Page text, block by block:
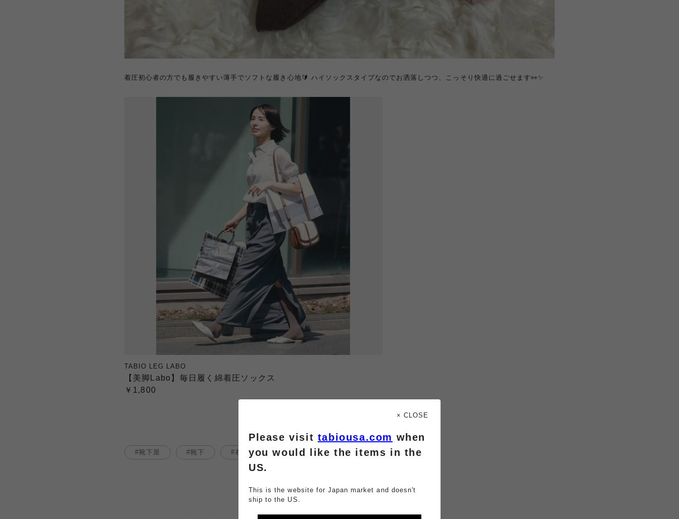
着圧初心者の方でも履きやすい薄手でソフトな履き心地🔰 ハイソックスタイプなのでお洒落しつつ、こっそり快適に過ごせます👀✨
TABIO LEG LABO
【美脚Labo】毎日履く綿着圧ソックス
￥1,800
靴下屋 靴下 着圧ソックス 快適
× CLOSE
Please visit tabiousa.com when
you would like the items in the
US.
This is the website for Japan market and doesn't
ship to the US.